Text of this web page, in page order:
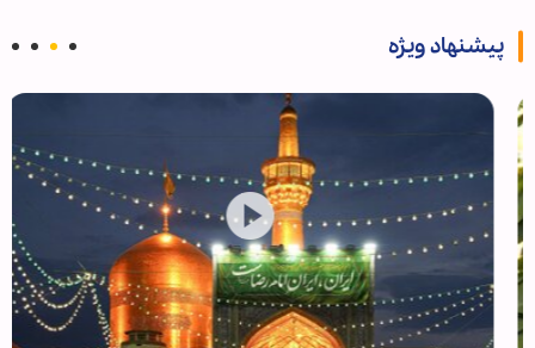
پیشنهاد ویژه